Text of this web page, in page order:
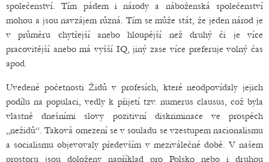
společenství. Tím pádem i národy a náboženská společenství
mohou a jsou navzájem různá. Tím se může stát, že jeden národ je
v průměru chytřejší anebo hloupější než druhý či je více
pracovitější anebo má vyšší IQ, jiný zase více preferuje volný čas
apod.
Uvedené početnosti Židů v profesích, které neodpovídaly jejich
podílu na populaci, vedly k přijetí tzv. numerus clausus, což byla
vlastně dnešními slovy pozitivní diskriminace ve prospěch
„nežidů“. Taková omezení se v souladu se vzestupem nacionalismu
a socialismu objevovaly především v meziválečné době. V našem
prostoru jsou doloženy například pro Polsko nebo i druhou